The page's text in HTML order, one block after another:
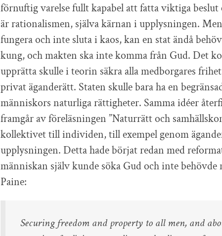
förnuftig varelse fullt kapabel att fatta viktiga
är rationalismen, själva kärnan i upplysningen.
fungera och inte sluta i kaos, kan en stat ändå
kung, och makten ska inte komma från Gud. Det
upprätta skulle i teorin säkra alla medborgares
privat äganderätt. Staten skulle bara ha en
människors naturliga rättigheter. Samma idéer
framgår av föreläsningen ”Naturrätt och
kollektivet till individen, till exempel genom
upplysningen. Detta hade börjat redan med
människan själv kunde söka Gud och inte behövde
Paine:
Securing freedom and property to all men, and